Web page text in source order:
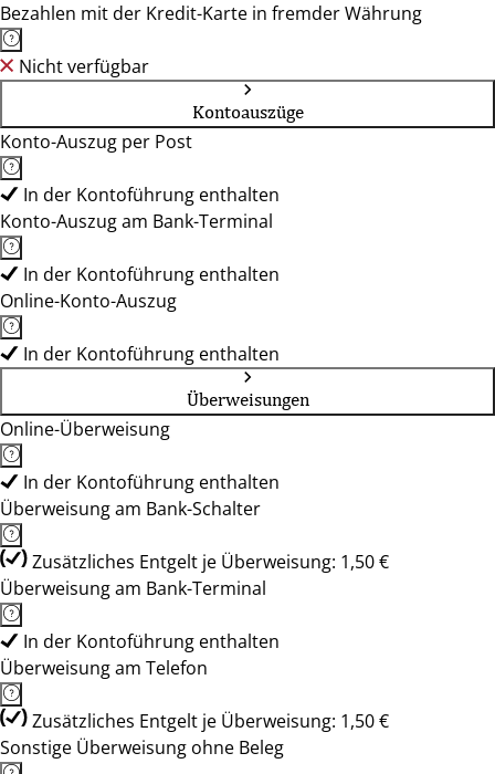
Bezahlen mit der Kredit-Karte in fremder Währung
Nicht verfügbar
Kontoauszüge
Konto-Auszug per Post
In der Kontoführung enthalten
Konto-Auszug am Bank-Terminal
In der Kontoführung enthalten
Online-Konto-Auszug
In der Kontoführung enthalten
Überweisungen
Online-Überweisung
In der Kontoführung enthalten
Überweisung am Bank-Schalter
Zusätzliches Entgelt je Überweisung: 1,50 €
Überweisung am Bank-Terminal
In der Kontoführung enthalten
Überweisung am Telefon
Zusätzliches Entgelt je Überweisung: 1,50 €
Sonstige Überweisung ohne Beleg